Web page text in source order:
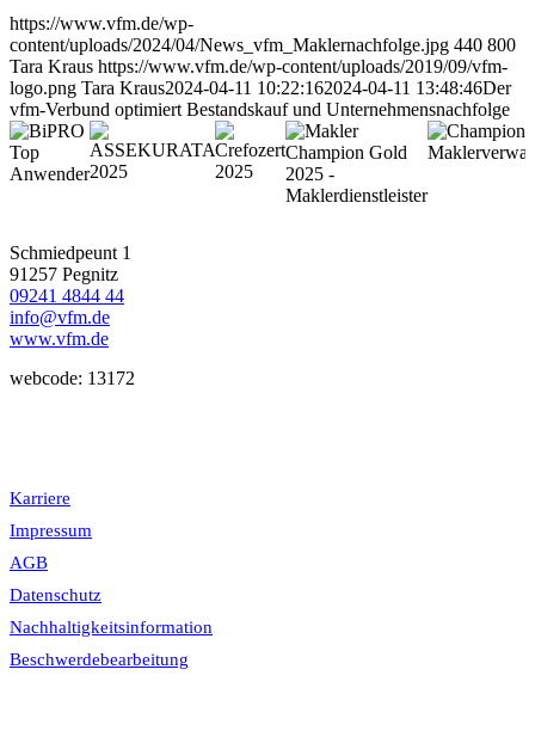
https://www.vfm.de/wp-
content/uploads/2024/04/News_vfm_Maklernachfolge.jpg 440 800
Tara Kraus https://www.vfm.de/wp-content/uploads/2019/09/vfm-
logo.png Tara Kraus2024-04-11 10:22:162024-04-11 13:48:46Der
vfm-Verbund optimiert Bestandskauf und Unternehmensnachfolge
Schmiedpeunt 1
91257 Pegnitz
09241 4844 44
info@vfm.de
www.vfm.de
webcode: 13172
Karriere
Impressum
AGB
Datenschutz
Nachhaltigkeitsinformation
Beschwerdebearbeitung